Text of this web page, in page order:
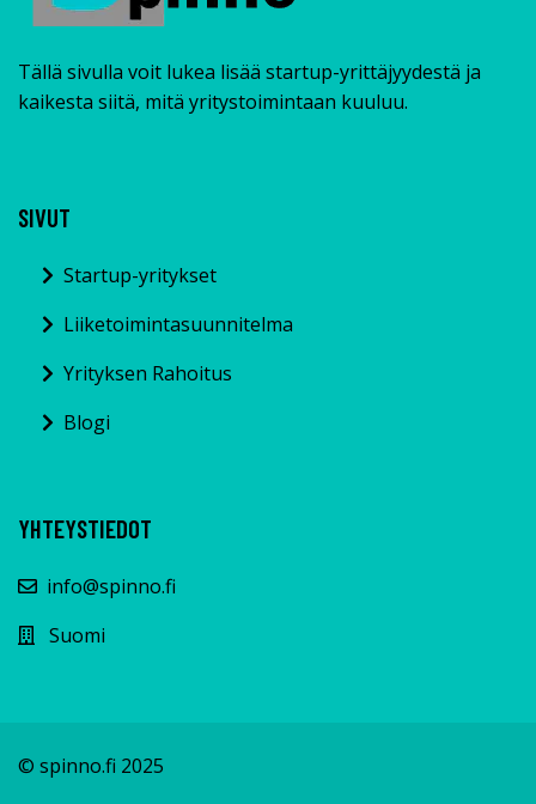
Tällä sivulla voit lukea lisää startup-yrittäjyydestä ja
kaikesta siitä, mitä yritystoimintaan kuuluu.
SIVUT
Startup-yritykset
Liiketoimintasuunnitelma
Yrityksen Rahoitus
Blogi
YHTEYSTIEDOT
info@spinno.fi
Suomi
© spinno.fi 2025